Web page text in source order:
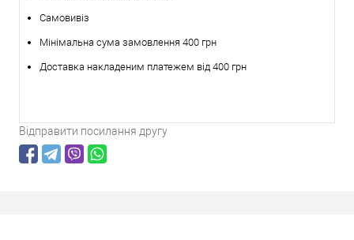
Самовивіз
Мінімальна сума замовлення 400 грн
Доставка накладеним платежем від 400 грн
Відправити посилання другу